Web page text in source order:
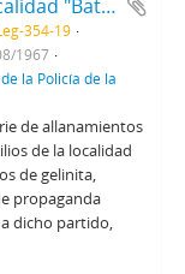
19 - Célula Comunista localidad "Batán". Pdo. de Gral. Pueyrredón.
354-19
1967
la Policía de la
de allanamientos
de la localidad
de gelinita,
propaganda
dicho partido,